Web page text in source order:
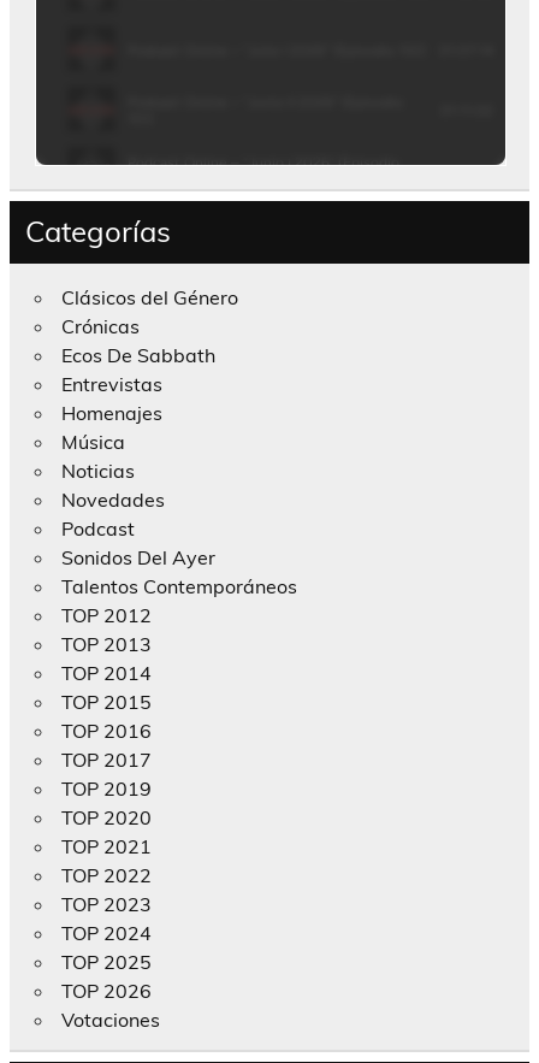
Categorías
Clásicos del Género
Crónicas
Ecos De Sabbath
Entrevistas
Homenajes
Música
Noticias
Novedades
Podcast
Sonidos Del Ayer
Talentos Contemporáneos
TOP 2012
TOP 2013
TOP 2014
TOP 2015
TOP 2016
TOP 2017
TOP 2019
TOP 2020
TOP 2021
TOP 2022
TOP 2023
TOP 2024
TOP 2025
TOP 2026
Votaciones